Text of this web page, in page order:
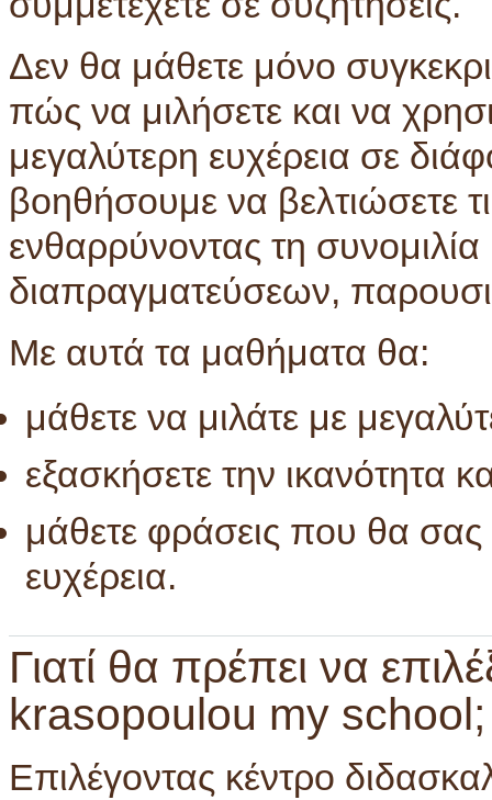
Δεν θα μάθετε μόνο
πώς να μιλήσετε και να
μεγαλύτερη ευχέρεια σε
βοηθήσουμε να βελτιώσετε
ενθαρρύνοντας τη
διαπραγματεύσεων,
Με αυτά τα μαθήματα θα:
μάθετε να μιλάτε με
εξασκήσετε την ικανότητα
μάθετε φράσεις που θα
ευχέρεια.
Γιατί θα πρέπει να
krasopoulou my school;
Επιλέγοντας κέντρο